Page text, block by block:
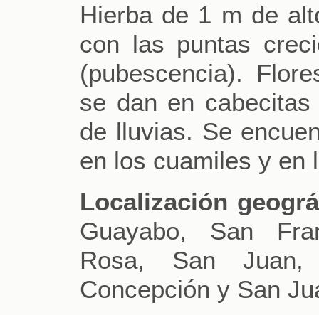
Hierba de 1 m de
con las puntas
(pubescencia).
se dan en
de lluvias. Se
en los cuamiles y en
Localización
Guayabo, San
Rosa, San
Concepción y San